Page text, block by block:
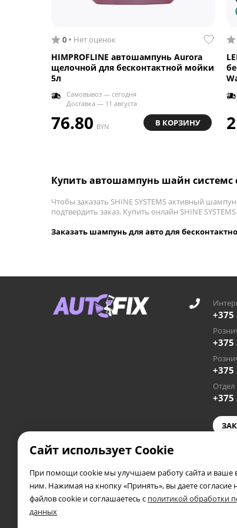
0 Нет оценок
HIMPROFLINE автошампунь Aurora
щелочной для бесконтактной мойки
5л
Самовывоз — сегодня
Доставка — 11 августа
76.80 BYN В КОРЗИНУ
Купить автошампунь шайн системс
Чтобы заказать SHINE SYSTEMS активный
подтвердить заказ. Купить онлайн SHINE
Заказать шампунь для авто для
+375
+375
+375
+375
2019 - 2026 © AUTOFIX.BY
Частное предприятие «Автосэлф», УНП 391953388
Свидетельство выдано 04.05.2019 года Полоцким
Сайт использует Cookie
При помощи cookie мы улучшаем работу сайта и ваше
ним. Нажимая на кнопку «Принять», вы даете согласие
файлов cookie и соглашаетесь с политикой обработки
данных